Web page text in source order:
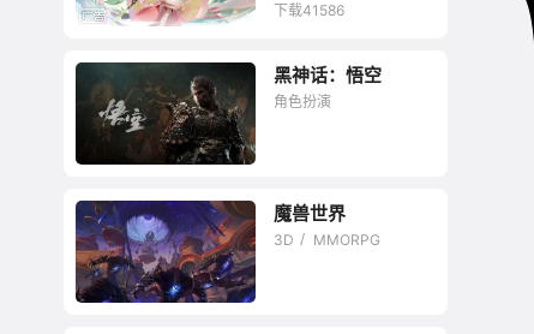
无商城开放交易回合
网游
下载41586
大圣终成正果，国产
3A标杆已成
黑神话：悟空
角色扮演
魔兽世界
3D MMORPG